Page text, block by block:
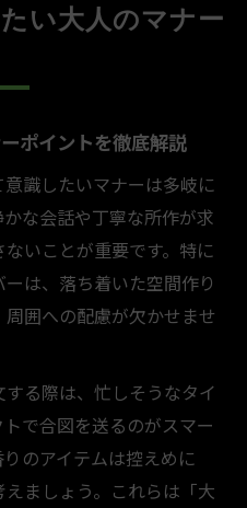
い大人のマナー
ポイントを徹底解説
識したいマナーは多岐に
な会話や丁寧な所作が求
いことが重要です。特に
は、落ち着いた空間作り
囲への配慮が欠かせませ
る際は、忙しそうなタイ
で合図を送るのがスマー
のアイテムは控えめに
ましょう。これらは「大